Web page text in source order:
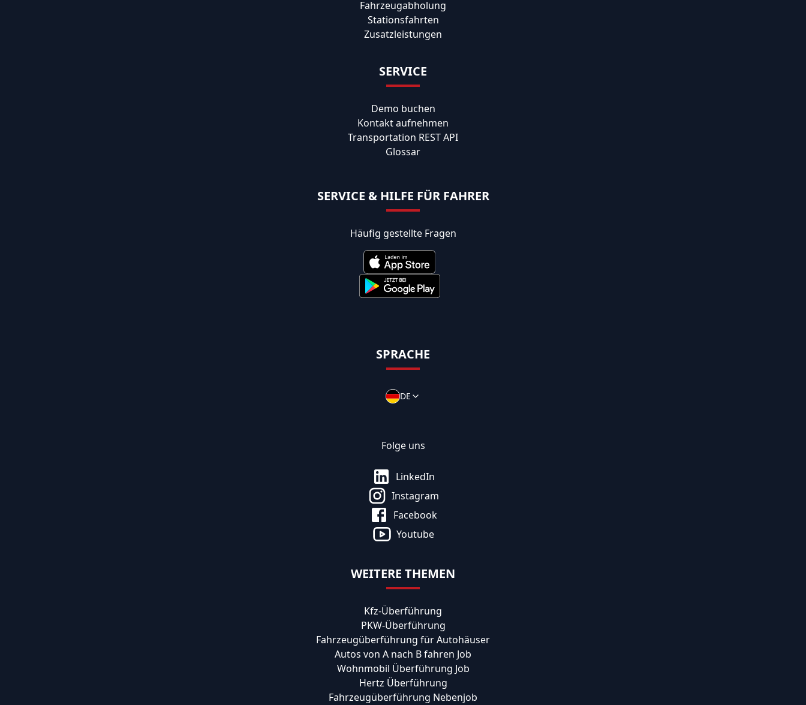
Fahrzeugabholung
Stationsfahrten
Zusatzleistungen
SERVICE
Demo buchen
Kontakt aufnehmen
Transportation REST API
Glossar
SERVICE & HILFE FÜR FAHRER
Häufig gestellte Fragen
SPRACHE
DE
Folge uns
LinkedIn
Instagram
Facebook
Youtube
WEITERE THEMEN
Kfz-Überführung
PKW-Überführung
Fahrzeugüberführung für Autohäuser
Autos von A nach B fahren Job
Wohnmobil Überführung Job
Hertz Überführung
Fahrzeugüberführung Nebenjob